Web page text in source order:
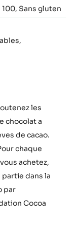
100 Sans gluten
les
chocolat a
de cacao.
chaque
achetez,
dans la
par
Cocoa